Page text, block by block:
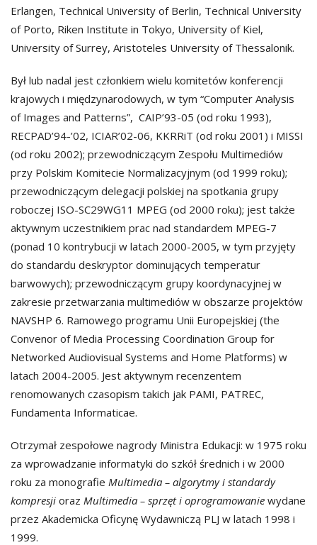
Erlangen, Technical University of Berlin, Technical University
of Porto, Riken Institute in Tokyo, University of Kiel,
University of Surrey, Aristoteles University of Thessalonik.
Był lub nadal jest członkiem wielu komitetów konferencji
krajowych i międzynarodowych, w tym “Computer Analysis
of Images and Patterns”, CAIP’93-05 (od roku 1993),
RECPAD’94-’02, ICIAR’02-06, KKRRiT (od roku 2001) i MISSI
(od roku 2002); przewodniczącym Zespołu Multimediów
przy Polskim Komitecie Normalizacyjnym (od 1999 roku);
przewodniczącym delegacji polskiej na spotkania grupy
roboczej ISO-SC29WG11 MPEG (od 2000 roku); jest także
aktywnym uczestnikiem prac nad standardem MPEG-7
(ponad 10 kontrybucji w latach 2000-2005, w tym przyjęty
do standardu deskryptor dominujących temperatur
barwowych); przewodniczącym grupy koordynacyjnej w
zakresie przetwarzania multimediów w obszarze projektów
NAVSHP 6. Ramowego programu Unii Europejskiej (the
Convenor of Media Processing Coordination Group for
Networked Audiovisual Systems and Home Platforms) w
latach 2004-2005. Jest aktywnym recenzentem
renomowanych czasopism takich jak PAMI, PATREC,
Fundamenta Informaticae.
Otrzymał zespołowe nagrody Ministra Edukacji: w 1975 roku
za wprowadzanie informatyki do szkół średnich i w 2000
roku za monografie Multimedia – algorytmy i standardy
kompresji oraz Multimedia – sprzęt i oprogramowanie wydane
przez Akademicka Oficynę Wydawniczą PLJ w latach 1998 i
1999.